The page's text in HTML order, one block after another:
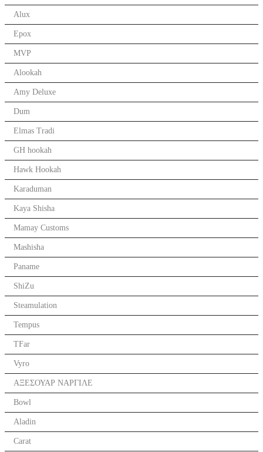
Alux
Epox
MVP
Alookah
Amy Deluxe
Dum
Elmas Tradi
GH hookah
Hawk Hookah
Karaduman
Kaya Shisha
Mamay Customs
Mashisha
Paname
ShiZu
Steamulation
Tempus
TFar
Vyro
ΑΞΕΣΟΥΑΡ ΝΑΡΓΙΛΕ
Bowl
Aladin
Carat